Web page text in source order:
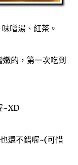
噌湯、紅茶。
的，第一次吃到
~XD
還不錯喔~(可惜